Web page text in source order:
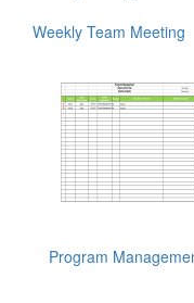
Weekly Team Meeting
Program